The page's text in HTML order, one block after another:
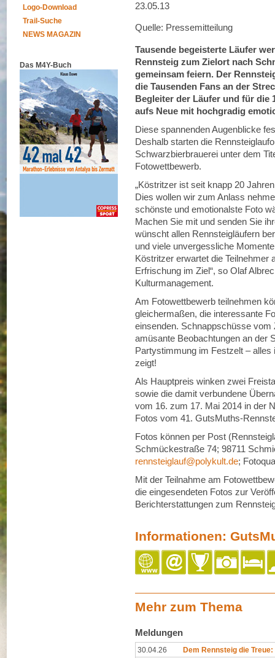
Logo-Download
Trail-Suche
NEWS MAGAZIN
Das M4Y-Buch
23.05.13
Quelle: Pressemitteilung
Tausende begeisterte Läufer
Rennsteig zum Zielort nach
gemeinsam feiern. Der
die Tausenden Fans an der
Begleiter der Läufer und für die
aufs Neue mit hochgradig
Diese spannenden Augenblicke
Deshalb starten die
Schwarzbierbrauerei unter dem
Fotowettbewerb.
„Köstritzer ist seit knapp 20
Dies wollen wir zum Anlass
schönste und emotionalste Foto
Machen Sie mit und senden Sie
wünscht allen Rennsteigläufern
und viele unvergessliche
Köstritzer erwartet die Teilnehmer
Erfrischung im Ziel“, so Olaf
Kulturmanagement.
Am Fotowettbewerb teilnehmen
gleichermaßen, die interessante
einsenden. Schnappschüsse vom
amüsante Beobachtungen an der
Partystimmung im Festzelt –
zeigt!
Als Hauptpreis winken zwei
sowie die damit verbundene
vom 16. zum 17. Mai 2014 in der
Fotos vom 41. GutsMuths-
Fotos können per Post
Schmückestraße 74; 98711
rennsteiglauf@polykult.de;
Mit der Teilnahme am
die eingesendeten Fotos zur
Berichterstattungen zum
Informationen:
Mehr zum Thema
Meldungen
30.04.26
Dem Rennsteig die